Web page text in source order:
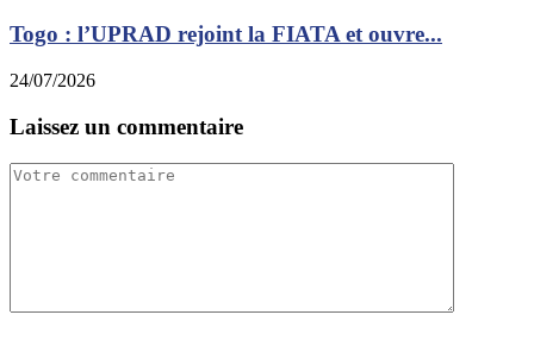
Togo : l’UPRAD rejoint la FIATA et ouvre...
24/07/2026
Laissez un commentaire